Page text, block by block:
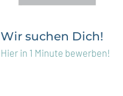
Wir suchen Dich!
Hier in 1 Minute bewerben!